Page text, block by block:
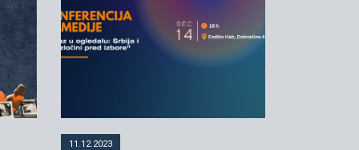
11.12.2023